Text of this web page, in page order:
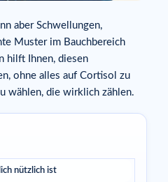
aber Schwellungen,
Muster im Bauchbereich
hilft Ihnen, diesen
ohne alles auf Cortisol zu
wählen, die wirklich zählen.
nützlich ist